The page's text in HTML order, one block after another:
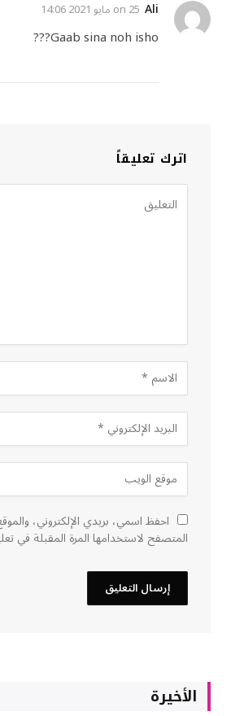
Ali 25 مايو 2021 14:06
Gaab sina noh isho???
اترك تعليقاً
احفظ اسمي، بريدي الإلكتروني،
المتصفح لاستخدامها المرة المقبلة في
الأخيرة